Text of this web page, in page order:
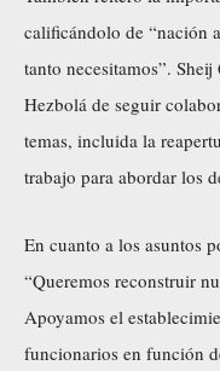
calificándolo de “nación
tanto necesitamos”.
Hezbolá de seguir
temas, incluida la
trabajo para abordar los
En cuanto a los asuntos
“Queremos reconstruir
Apoyamos el
funcionarios en función